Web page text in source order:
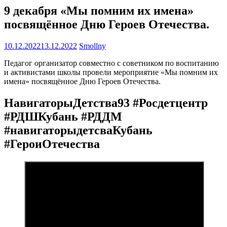
9 декабря «Мы помним их имена»
посвящённое Дню Героев Отечества.
10.12.202213.12.2022 Smollny
Педагог организатор совместно с советником по воспитанию
и активистами школы провели мероприятие «Мы помним их
имена» посвящённое Дню Героев Отечества.
НавигаторыДетства93 #Росдетцентр
#РДШКубань #РДДМ
#навигаторыдетсваКубань
#ГероиОтечества